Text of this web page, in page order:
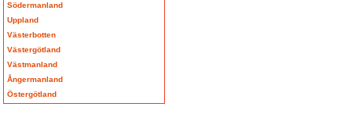
Södermanland
Uppland
Västerbotten
Västergötland
Västmanland
Ångermanland
Östergötland